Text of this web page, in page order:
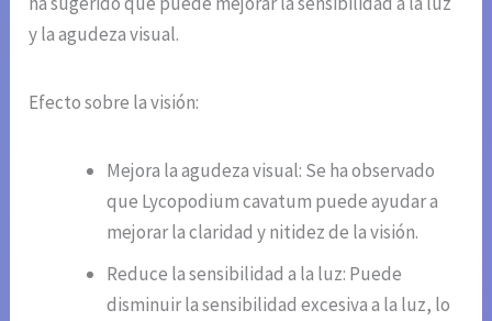
y la agudeza visual.
Efecto sobre la visión:
Mejora la agudeza visual: Se ha observado
que Lycopodium cavatum puede ayudar a
mejorar la claridad y nitidez de la visión.
Reduce la sensibilidad a la luz: Puede
disminuir la sensibilidad excesiva a la luz, lo